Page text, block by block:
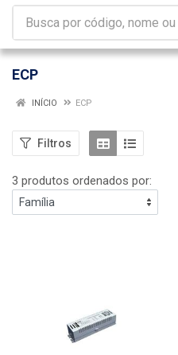
ECP
INÍCIO ECP
Filtros
3 produtos ordenados por: